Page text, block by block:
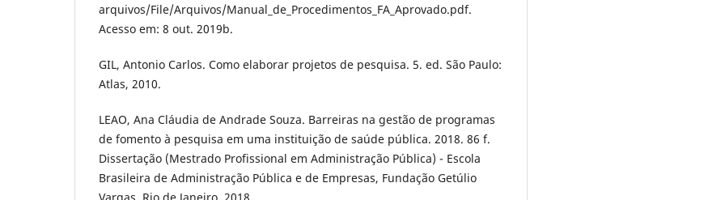
arquivos/File/Arquivos/Manual_de_Procedimentos_FA_Aprovado.pdf.
Acesso em: 8 out. 2019b.
GIL, Antonio Carlos. Como elaborar projetos de pesquisa. 5. ed. São Paulo:
Atlas, 2010.
LEAO, Ana Cláudia de Andrade Souza. Barreiras na gestão de programas
de fomento à pesquisa em uma instituição de saúde pública. 2018. 86 f.
Dissertação (Mestrado Profissional em Administração Pública) - Escola
Brasileira de Administração Pública e de Empresas, Fundação Getúlio
Vargas, Rio de Janeiro, 2018.